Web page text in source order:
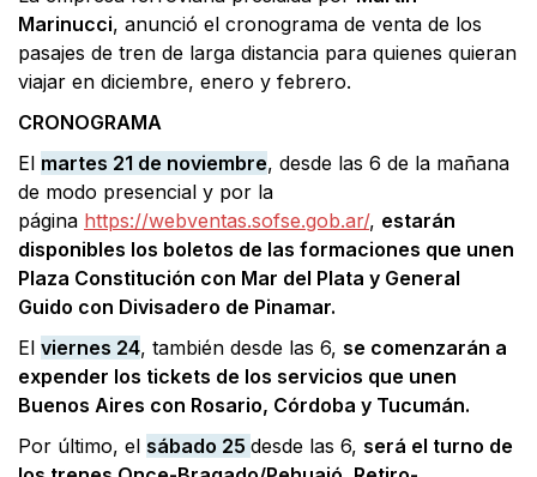
Marinucci, anunció el cronograma de venta de los
pasajes de tren de larga distancia para quienes quieran
viajar en diciembre, enero y febrero.
CRONOGRAMA
El martes 21 de noviembre, desde las 6 de la mañana
de modo presencial y por la
página https://webventas.sofse.gob.ar/, estarán
disponibles los boletos de las formaciones que unen
Plaza Constitución con Mar del Plata y General
Guido con Divisadero de Pinamar.
El viernes 24, también desde las 6, se comenzarán a
expender los tickets de los servicios que unen
Buenos Aires con Rosario, Córdoba y Tucumán.
Por último, el sábado 25 desde las 6, será el turno de